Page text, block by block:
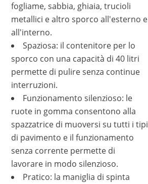
fogliame, sabbia, ghiaia, trucioli
metallici e altro sporco all'esterno e
all'interno.
Spaziosa: il contenitore per lo
sporco con una capacità di 40 litri
permette di pulire senza continue
interruzioni.
Funzionamento silenzioso: le
ruote in gomma consentono alla
spazzatrice di muoversi su tutti i tipi
di pavimento e il funzionamento
senza corrente permette di
lavorare in modo silenzioso.
Pratico: la maniglia di spinta